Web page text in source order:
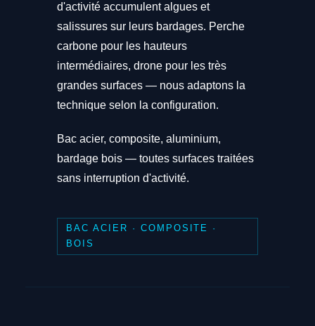
d'activité accumulent algues et
salissures sur leurs bardages. Perche
carbone pour les hauteurs
intermédiaires, drone pour les très
grandes surfaces — nous adaptons la
technique selon la configuration.
Bac acier, composite, aluminium,
bardage bois — toutes surfaces traitées
sans interruption d'activité.
BAC ACIER · COMPOSITE ·
BOIS